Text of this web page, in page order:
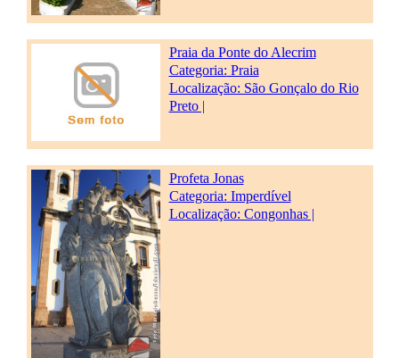
Praia da Ponte do Alecrim
Categoria: Praia
Localização: São Gonçalo do Rio
Preto |
Profeta Jonas
Categoria: Imperdível
Localização: Congonhas |